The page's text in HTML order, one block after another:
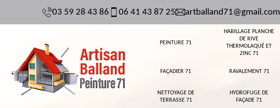
03 59 28 43 86 06 41 43 87 25 artballand71@gmail.com
PEINTURE 71
HABILLAGE PLANCHE
DE RIVE
THERMOLAQUÉ ET
ZINC 71
FAÇADIER 71 RAVALEMENT 71
NETTOYAGE DE
TERRASSE 71
HYDROFUGE DE
FAÇADE 71